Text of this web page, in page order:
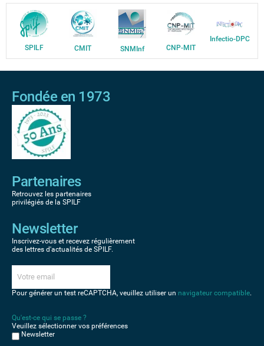
SPILF CMIT SNMInf CNP-MIT
Infectio-DPC
Fondée en 1973
Partenaires
Retrouvez les partenaires
privilégiés de la SPILF
Newsletter
Inscrivez-vous et recevez régulièrement
des lettres d'actualités de SPILF.
Pour générer un test reCAPTCHA, veuillez utiliser un navigateur compatible.
Qu'est-ce qui se passe ?
Veuillez sélectionner vos préférences
Newsletter